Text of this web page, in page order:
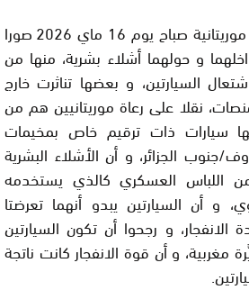
تناقلت عدة منصات موريتانية صباح يوم 16 ماي 2026 صورا
و حولهما أشلاء بشرية، منها من
السيارتين، و بعضها تناثرت خارج
نقلا على رعاة موريتانيين هم من
سيارات ذات ترقيم خاص بمخيمات
جنوب الجزائر، و أن الأشلاء البشرية
من اللباس العسكري كالذي يستخدمه
و أن السيارتين يبدو أنهما تعرضتا
و رجحوا أن تكون السيارتين
و أن قوة الانفجار كانت ناتجة